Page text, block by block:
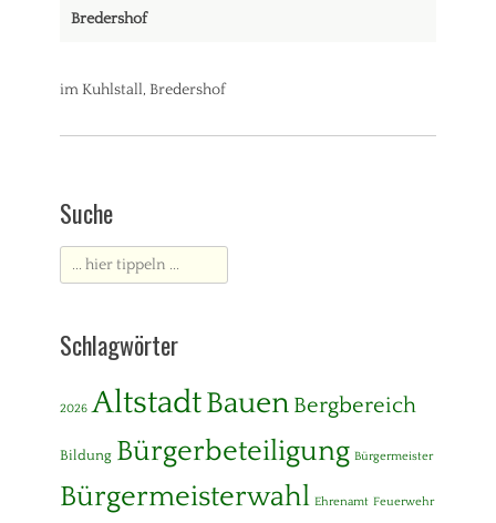
Bredershof
im Kuhlstall, Bredershof
Suche
Suche
nach:
Schlagwörter
2026 AltstadtBauen Bergbereich
Bildung Bürgerbeteiligung Bürgermeister
Bürgermeisterwahl Ehrenamt Feuerwehr